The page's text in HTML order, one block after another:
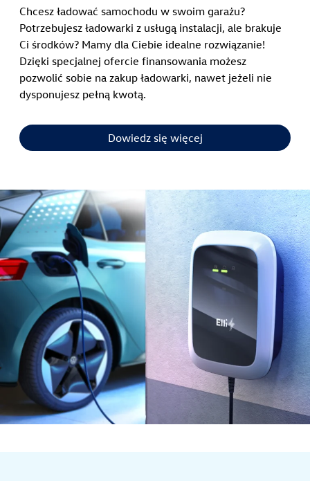
Chcesz ładować samochodu w swoim garażu?
Potrzebujesz ładowarki z usługą instalacji, ale brakuje
Ci środków? Mamy dla Ciebie idealne rozwiązanie!
Dzięki specjalnej ofercie finansowania możesz
pozwolić sobie na zakup ładowarki, nawet jeżeli nie
dysponujesz pełną kwotą.
Dowiedz się więcej